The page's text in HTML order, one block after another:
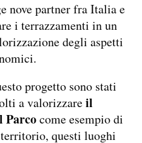
nove partner fra Italia e
i terrazzamenti in un
degli aspetti
progetto sono stati
a valorizzareil
Parcocome esempio di
questi luoghi